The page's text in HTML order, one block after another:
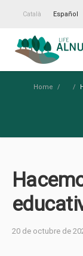
Català Español
Home / /
20 de octubre de